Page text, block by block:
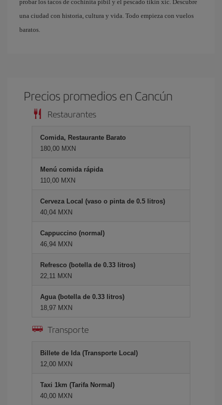
probar los tacos de cochinita pibil y el pescado tikin xic. Descubre
una ciudad con historia, cultura y vida. Todo empieza con vuelos
baratos.
Precios promedios en Cancún
Restaurantes
Comida, Restaurante Barato
180,00 MXN
Menú comida rápida
110,00 MXN
Cerveza Local (vaso o pinta de 0.5 litros)
40,04 MXN
Cappuccino (normal)
46,94 MXN
Refresco (botella de 0.33 litros)
22,11 MXN
Agua (botella de 0.33 litros)
18,97 MXN
Transporte
Billete de Ida (Transporte Local)
12,00 MXN
Taxi 1km (Tarifa Normal)
40,00 MXN